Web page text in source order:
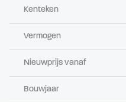
Kenteken
Vermogen
Nieuwprijs vanaf
Bouwjaar